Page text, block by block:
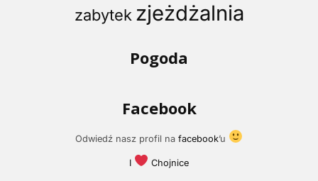
zabytek zjeżdżalnia
Pogoda
Facebook
Odwiedź nasz profil nafacebook’u
I Chojnice